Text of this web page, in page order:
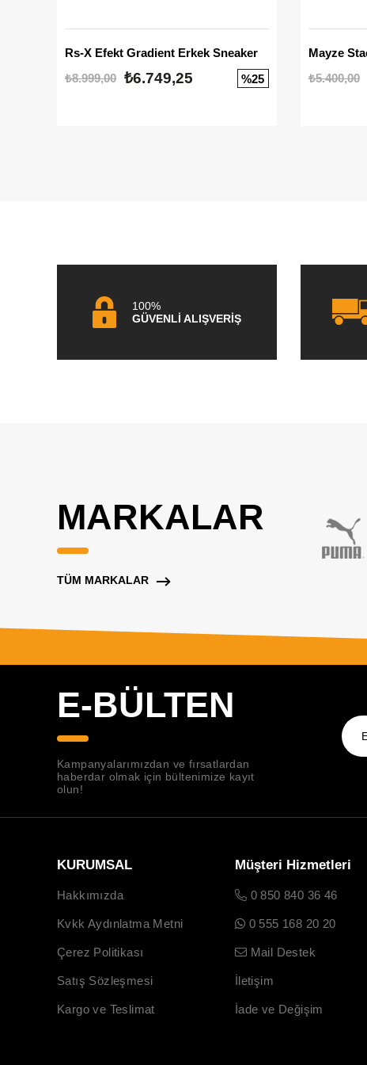
Rs-X Efekt Gradient Erkek Sneaker
₺8.999,00 ₺6.749,25 %25
₺5.400,00
100%
GÜVENLİ ALIŞVERİŞ
MARKALAR
TÜM MARKALAR
E-BÜLTEN
Kampanyalarımızdan ve fırsatlardan
haberdar olmak için bültenimize kayıt
olun!
KURUMSAL
Hakkımızda
Kvkk Aydınlatma Metni
Çerez Politikası
Satış Sözleşmesi
Kargo ve Teslimat
Müşteri Hizmetleri
0 850 840 36 46
0 555 168 20 20
Mail Destek
İletişim
İade ve Değişim